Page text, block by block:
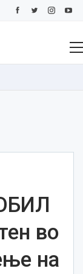
во
на